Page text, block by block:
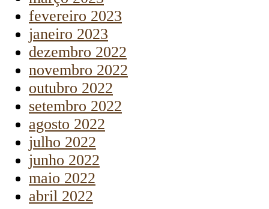
fevereiro 2023
janeiro 2023
dezembro 2022
novembro 2022
outubro 2022
setembro 2022
agosto 2022
julho 2022
junho 2022
maio 2022
abril 2022